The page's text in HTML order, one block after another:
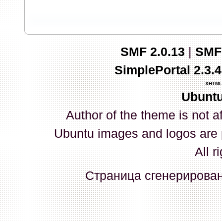
03 Апреля 2026, 10:02:33
whookey:GenKass: с
03 Апреля 2026, 05:22:56
GenKass:По тому же
02 Апреля 2026, 12:56:37
GenKass:Всем доброго
серии (6592) 1-1245, 3-
прошить до 7926, чтобы
Атол 11 видится в системе
SMF 2.0.13|
SimplePortal
XHTML
Author of the theme is not
Ubuntu images and logos
All
Страница